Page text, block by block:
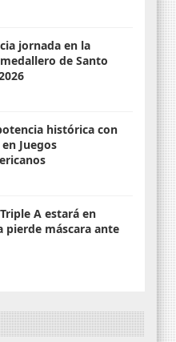
jornada en la
de Santo
histórica con
Juegos
A estará en